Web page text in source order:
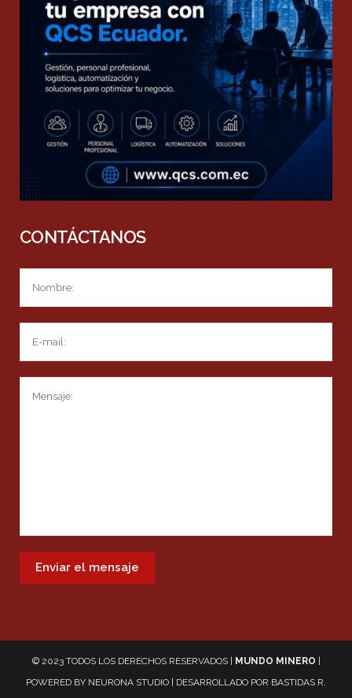
CONTÁCTANOS
© 2023 TODOS LOS DERECHOS RESERVADOS | MUNDO MINERO
POWERED BY NEURONA STUDIO | DESARROLLADO POR BASTIDAS R.